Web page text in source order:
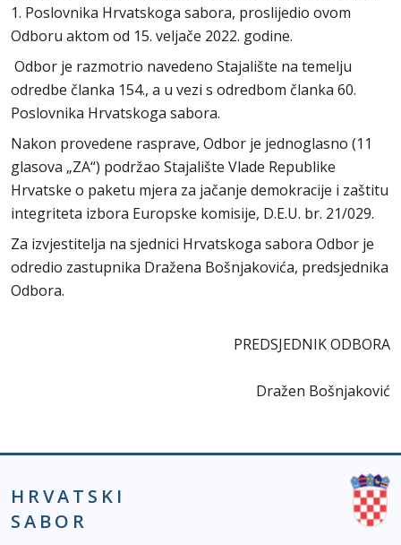
1. Poslovnika Hrvatskoga sabora, proslijedio ovom
Odboru aktom od 15. veljače 2022. godine.
Odbor je razmotrio navedeno Stajalište na temelju
odredbe članka 154., a u vezi s odredbom članka 60.
Poslovnika Hrvatskoga sabora.
Nakon provedene rasprave, Odbor je jednoglasno (11
glasova „ZA“) podržao Stajalište Vlade Republike
Hrvatske o paketu mjera za jačanje demokracije i zaštitu
integriteta izbora Europske komisije, D.E.U. br. 21/029.
Za izvjestitelja na sjednici Hrvatskoga sabora Odbor je
odredio zastupnika Dražena Bošnjakovića, predsjednika
Odbora.
PREDSJEDNIK ODBORA
Dražen Bošnjaković
HRVATSKI
SABOR